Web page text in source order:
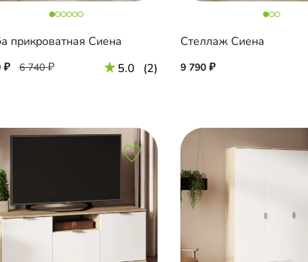
прикроватная Сиена
6 740 5.0 (2)
Стеллаж Сиена
9 790